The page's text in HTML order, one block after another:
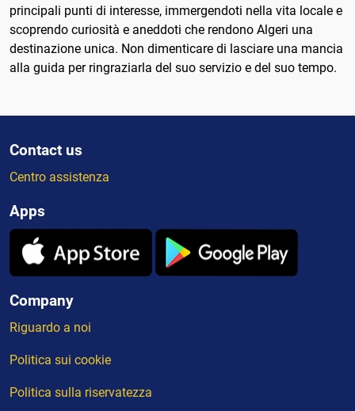
principali punti di interesse, immergendoti nella vita locale e
scoprendo curiosità e aneddoti che rendono Algeri una
destinazione unica. Non dimenticare di lasciare una mancia
alla guida per ringraziarla del suo servizio e del suo tempo.
Contact us
Centro assistenza
Apps
Company
Riguardo a noi
Politica sui cookie
Politica sulla riservatezza